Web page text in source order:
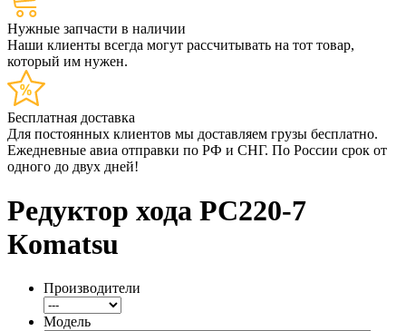
Нужные запчасти в наличии
Наши клиенты всегда могут рассчитывать на тот товар,
который им нужен.
Бесплатная доставка
Для постоянных клиентов мы доставляем грузы бесплатно.
Ежедневные авиа отправки по РФ и СНГ. По России срок от
одного до двух дней!
Редуктор хода PC220-7
Кomatsu
Производители
Модель